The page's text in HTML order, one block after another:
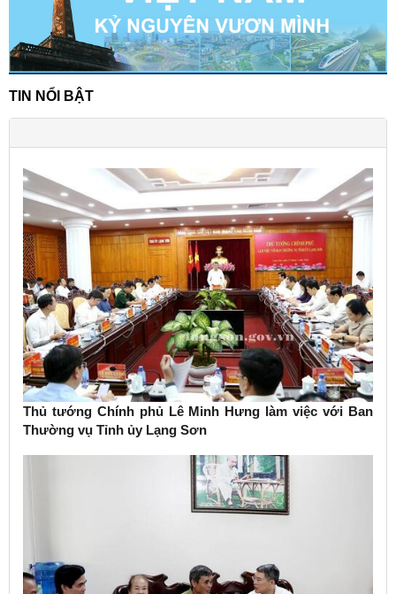
TIN NỔI BẬT
Thủ tướng Chính phủ Lê Minh Hưng làm việc với Ban
Thường vụ Tỉnh ủy Lạng Sơn